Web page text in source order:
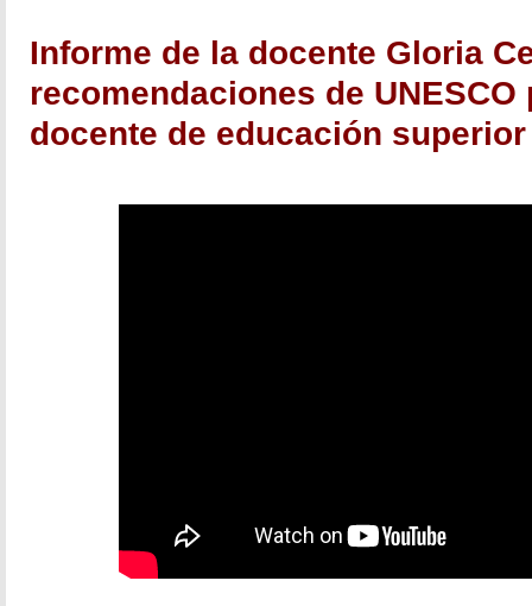
Informe de la docente Gloria
recomendaciones de
docente de educación superior